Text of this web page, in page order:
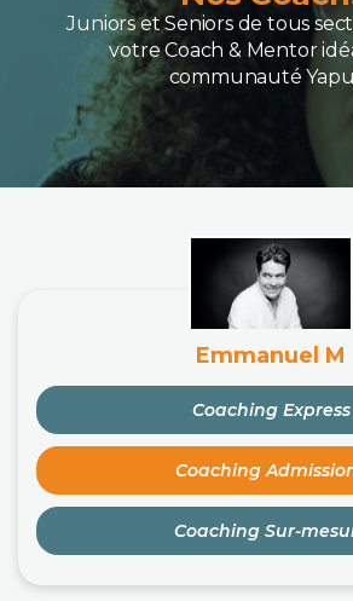
Juniors et Seniors de tous
votre Coach & Mentor
communauté
Emmanuel M
Coaching Express
Coaching
Coaching Sur-